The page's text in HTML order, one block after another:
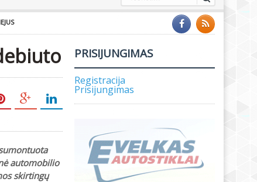
automobilio
skirtingų
PRISIJUNGIMAS
Registracija
Prisijungimas